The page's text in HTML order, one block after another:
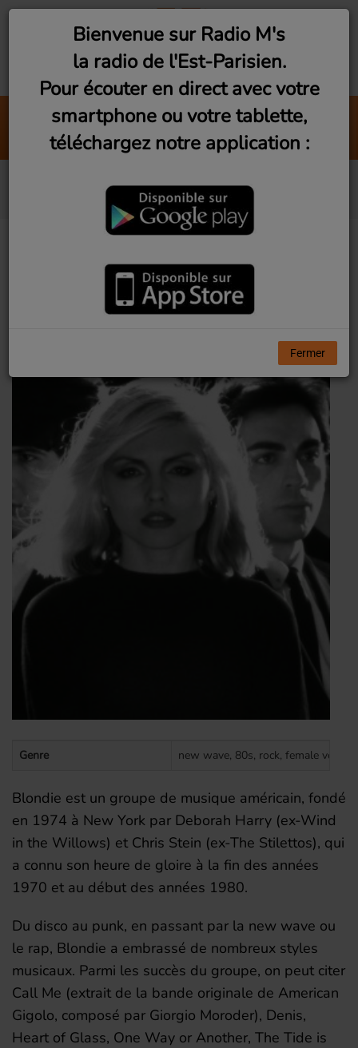
Météo
Chroniques
Blondie
Genre new wave, 80s, rock, female
Blondie est un groupe de musique américain, fondé
en 1974 à New York par Deborah Harry (ex-Wind
in the Willows) et Chris Stein (ex-The Stilettos), qui
a connu son heure de gloire à la fin des années
1970 et au début des années 1980.
Du disco au punk, en passant par la new wave ou
le rap, Blondie a embrassé de nombreux styles
musicaux. Parmi les succès du groupe, on peut citer
Call Me (extrait de la bande originale de American
Gigolo, composé par Giorgio Moroder), Denis,
Heart of Glass, One Way or Another, The Tide is
Bienvenue sur Radio M's
la radio de l'Est-Parisien.
Pour écouter en direct avec votre
smartphone ou votre tablette,
téléchargez notre application :
Fermer